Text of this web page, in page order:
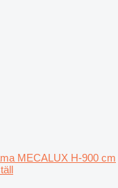
MECALUX H-900 cm